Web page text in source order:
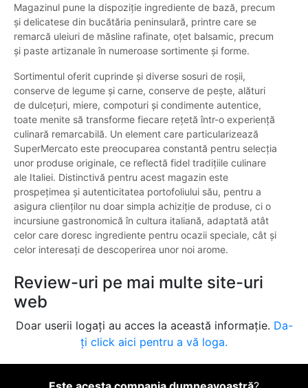
Magazinul pune la dispoziție ingrediente de bază, precum
și delicatese din bucătăria peninsulară, printre care se
remarcă uleiuri de măsline rafinate, oțet balsamic, precum
și paste artizanale în numeroase sortimente și forme.
Sortimentul oferit cuprinde și diverse sosuri de roșii,
conserve de legume și carne, conserve de pește, alături
de dulcețuri, miere, compoturi și condimente autentice,
toate menite să transforme fiecare rețetă într-o experiență
culinară remarcabilă. Un element care particularizează
SuperMercato este preocuparea constantă pentru selecția
unor produse originale, ce reflectă fidel tradițiile culinare
ale Italiei. Distinctivă pentru acest magazin este
prospețimea și autenticitatea portofoliului său, pentru a
asigura clienților nu doar simpla achiziție de produse, ci o
incursiune gastronomică în cultura italiană, adaptată atât
celor care doresc ingrediente pentru ocazii speciale, cât și
celor interesați de descoperirea unor noi arome.
Review-uri pe mai multe site-uri
web
Doar userii logați au acces la această informație. Da-
ți click aici pentru a vă loga.